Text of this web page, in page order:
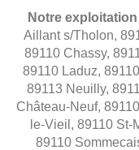
Notre
Aillant s/Tholon,
89110 Chassy,
89110 Laduz,
89113 Neuilly,
Château-Neuf,
le-Vieil, 89110
89110